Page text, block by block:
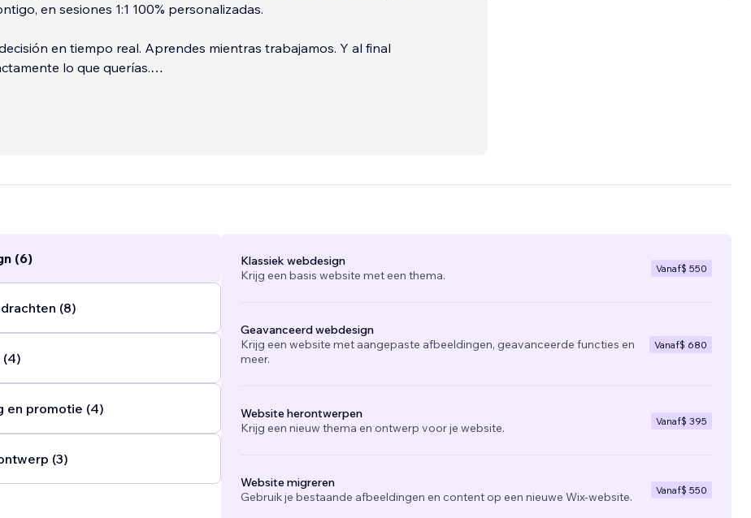
en sesiones 1:1 100% personalizadas.
en tiempo real. Aprendes mientras trabajamos. Y al final
lo que querías.
(6)
(8)
(4)
en promotie (4)
(3)
Klassiek webdesign
Krijg een basis website met een thema.
Vanaf$ 550
Geavanceerd webdesign
Krijg een website met aangepaste afbeeldingen, geavanceerde functies en
meer.
Vanaf$ 680
Website herontwerpen
Krijg een nieuw thema en ontwerp voor je website.
Vanaf$ 395
Website migreren
Gebruik je bestaande afbeeldingen en content op een nieuwe Wix-website.
Vanaf$ 550